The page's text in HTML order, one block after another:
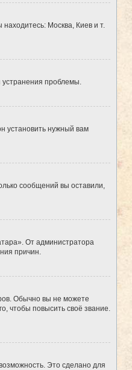
Москва, Киев и т.
проблемы.
установить нужный вам
сообщений вы оставили,
От администратора
причин.
Обычно вы не можете
чтобы повысить своё звание.
Это сделано для